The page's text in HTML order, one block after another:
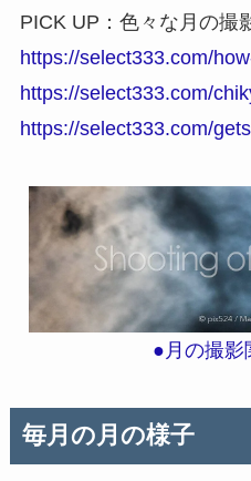
PICK UP：色々な月の撮
https://select333.com/
https://select333.com/
https://select333.com/
●月の撮影
毎月の月の様子